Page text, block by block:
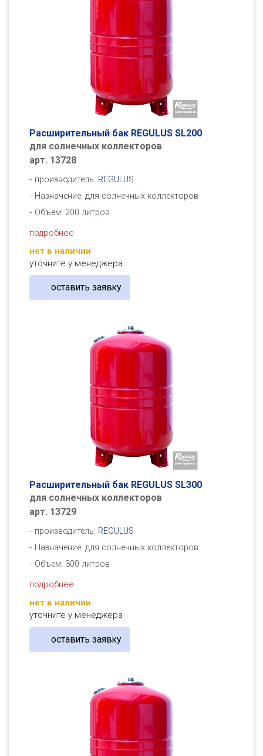
Расширительный бак REGULUS SL200
для солнечных коллекторов
арт. 13728
производитель: REGULUS
Назначение: для солнечных коллекторов
Объем: 200 литров
подробнее
нет в наличии
уточните у менеджера
оставить заявку
Расширительный бак REGULUS SL300
для солнечных коллекторов
арт. 13729
производитель: REGULUS
Назначение: для солнечных коллекторов
Объем: 300 литров
подробнее
нет в наличии
уточните у менеджера
оставить заявку